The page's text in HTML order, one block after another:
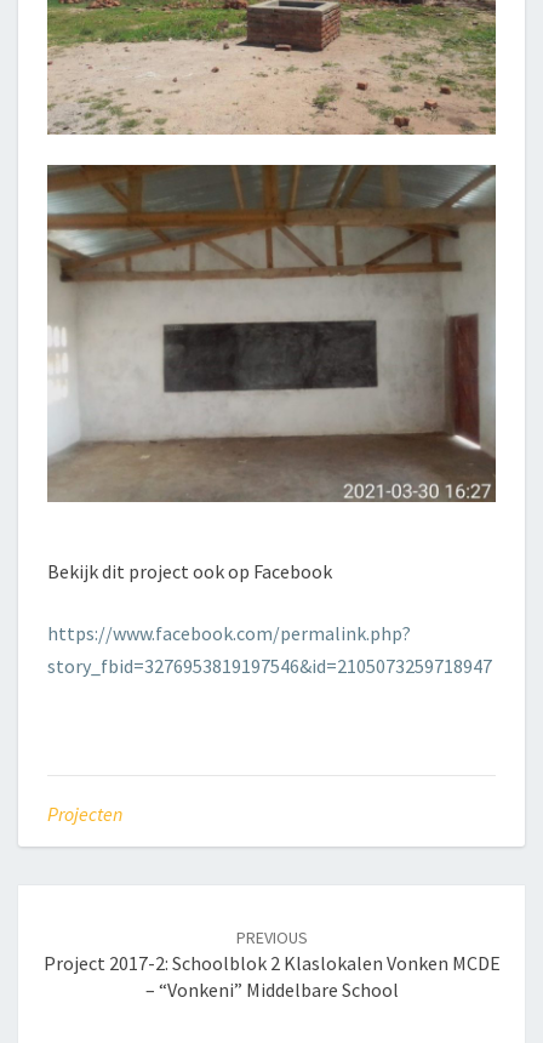
Bekijk dit project ook op Facebook
https://www.facebook.com/permalink.php?
story_fbid=3276953819197546&id=2105073259718947
Projecten
PREVIOUS
Project 2017-2: Schoolblok 2 Klaslokalen Vonken MCDE
– “Vonkeni” Middelbare School